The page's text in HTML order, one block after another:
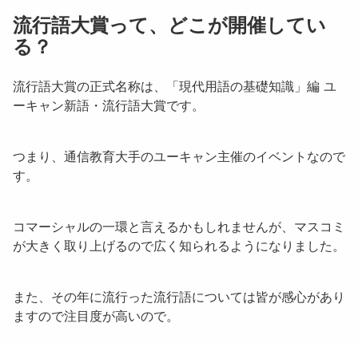
流行語大賞って、どこが開催してい
る？
流行語大賞の正式名称は、
「現代用語の基礎知識」編 ユ
ーキャン新語・流行語大賞です。
つまり、通信教育大手のユーキャン主催のイベントなので
す。
コマーシャルの一環と言えるかもしれませんが、マスコミ
が大きく取り上げるので広く知られるようになりました。
また、その年に流行った流行語については皆が感心があり
ますので注目度が高いので。